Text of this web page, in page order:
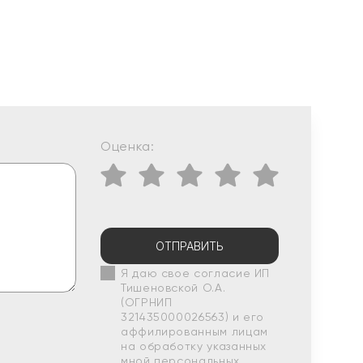
Оценка:
ОТПРАВИТЬ
Я даю свое согласие ИП
Тишеновской О.А.
(ОГРНИП
321435000026563) и его
аффилированным лицам
на обработку указанных
мной персональных